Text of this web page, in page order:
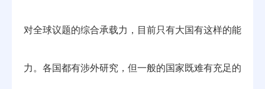
对全球议题的综合承载力，目前只有大国有这样的能
力。各国都有涉外研究，但一般的国家既难有充足的